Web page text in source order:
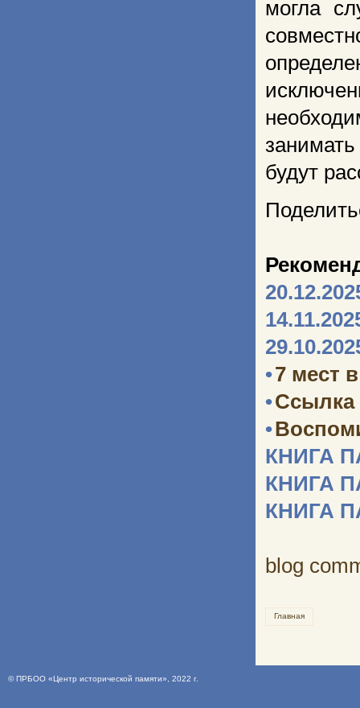
могла
будут
•7 мест
•Ссылка
•
КНИГА
КНИГА
КНИГА
blog
Главная
©ПРБОО «Центр исторической памяти» , 2022 г.